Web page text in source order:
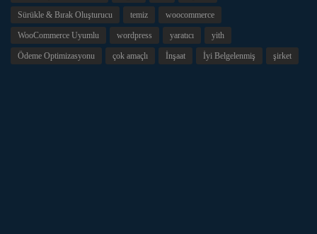
Sürükle & Bırak Oluşturucu temiz woocommerce
WooCommerce Uyumlu wordpress yaratıcı yith
Ödeme Optimizasyonu çok amaçlı İnşaat İyi Belgelenmiş şirket